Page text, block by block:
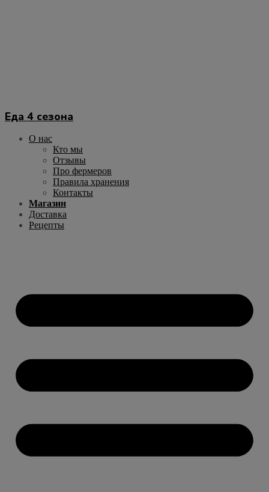
Еда 4 сезона
О нас
Кто мы
Отзывы
Про фермеров
Правила хранения
Контакты
Магазин
Доставка
Рецепты